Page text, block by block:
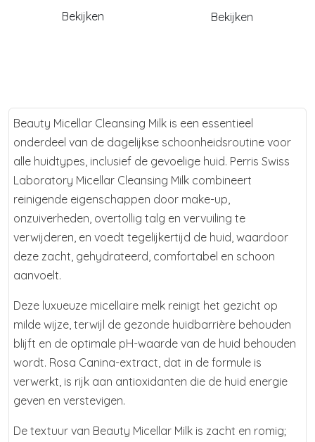
Bekijken Bekijken
Beauty Micellar Cleansing Milk is een essentieel
onderdeel van de dagelijkse schoonheidsroutine voor
alle huidtypes, inclusief de gevoelige huid. Perris Swiss
Laboratory Micellar Cleansing Milk combineert
reinigende eigenschappen door make-up,
onzuiverheden, overtollig talg en vervuiling te
verwijderen, en voedt tegelijkertijd de huid, waardoor
deze zacht, gehydrateerd, comfortabel en schoon
aanvoelt.
Deze luxueuze micellaire melk reinigt het gezicht op
milde wijze, terwijl de gezonde huidbarrière behouden
blijft en de optimale pH-waarde van de huid behouden
wordt. Rosa Canina-extract, dat in de formule is
verwerkt, is rijk aan antioxidanten die de huid energie
geven en verstevigen.
De textuur van Beauty Micellar Milk is zacht en romig;